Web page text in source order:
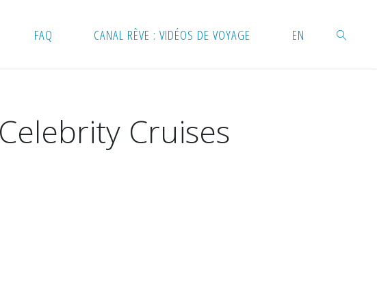
FAQ CANAL RÊVE : VIDÉOS DE VOYAGE EN
Cruises